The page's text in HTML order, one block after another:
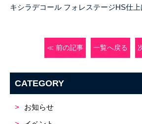
キシラデコール フォレステージHS仕上
≪ 前の記事 一覧へ戻る
CATEGORY
お知らせ